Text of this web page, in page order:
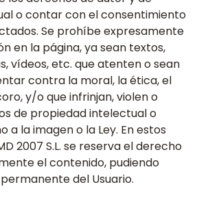
o contar con el consentimiento
Se prohíbe expresamente
en la página, ya sean textos,
vídeos, etc. que atenten o sean
contra la moral, la ética, el
y/o que infrinjan, violen o
de propiedad intelectual o
a la imagen o la Ley. En estos
2007 S.L. se reserva el derecho
el contenido, pudiendo
del Usuario.